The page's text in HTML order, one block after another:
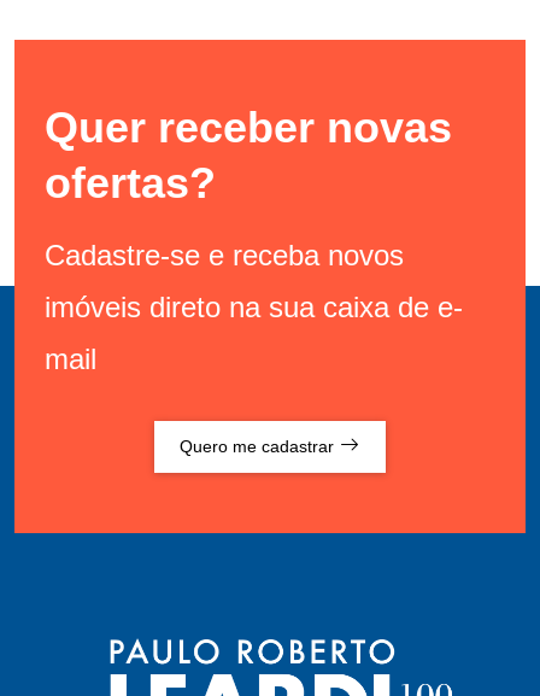
Quer receber novas
ofertas?
Cadastre-se e receba novos
imóveis direto na sua caixa de e-
mail
Quero me cadastrar